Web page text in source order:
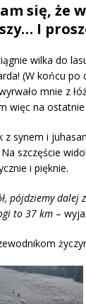
się, że
I
wilka do
(W końcu po
mnie z
więc na
z synem i
szczęście
i pięknie.
pójdziemy dalej
to 37 km –